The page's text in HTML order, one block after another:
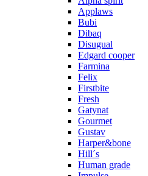
Applaws
Bubi
Dibaq
Disugual
Edgard cooper
Farmina
Felix
Firstbite
Fresh
Gatynat
Gourmet
Gustav
Harper&bone
Hill´s
Human grade